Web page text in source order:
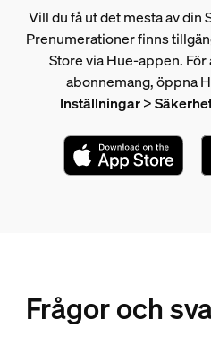
Vill du få ut det mesta av
Prenumerationer finns
Store via Hue-appen.
abonnemang, öppna
Inställningar>
Frågor och